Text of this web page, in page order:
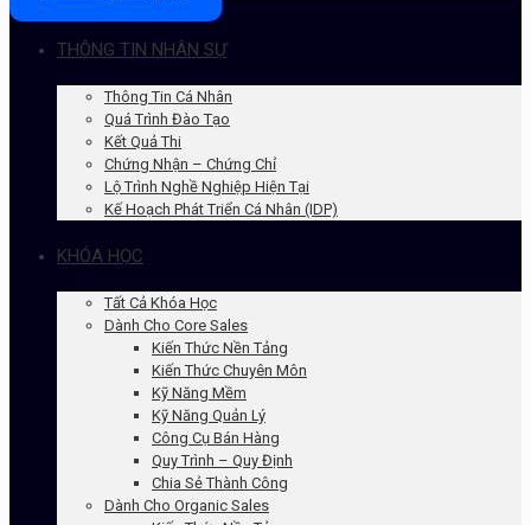
THÔNG TIN NHÂN SỰ
Thông Tin Cá Nhân
Quá Trình Đào Tạo
Kết Quả Thi
Chứng Nhận – Chứng Chỉ
Lộ Trình Nghề Nghiệp Hiện Tại
Kế Hoạch Phát Triển Cá Nhân (IDP)
KHÓA HỌC
Tất Cả Khóa Học
Dành Cho Core Sales
Kiến Thức Nền Tảng
Kiến Thức Chuyên Môn
Kỹ Năng Mềm
Kỹ Năng Quản Lý
Công Cụ Bán Hàng
Quy Trình – Quy Định
Chia Sẻ Thành Công
Dành Cho Organic Sales